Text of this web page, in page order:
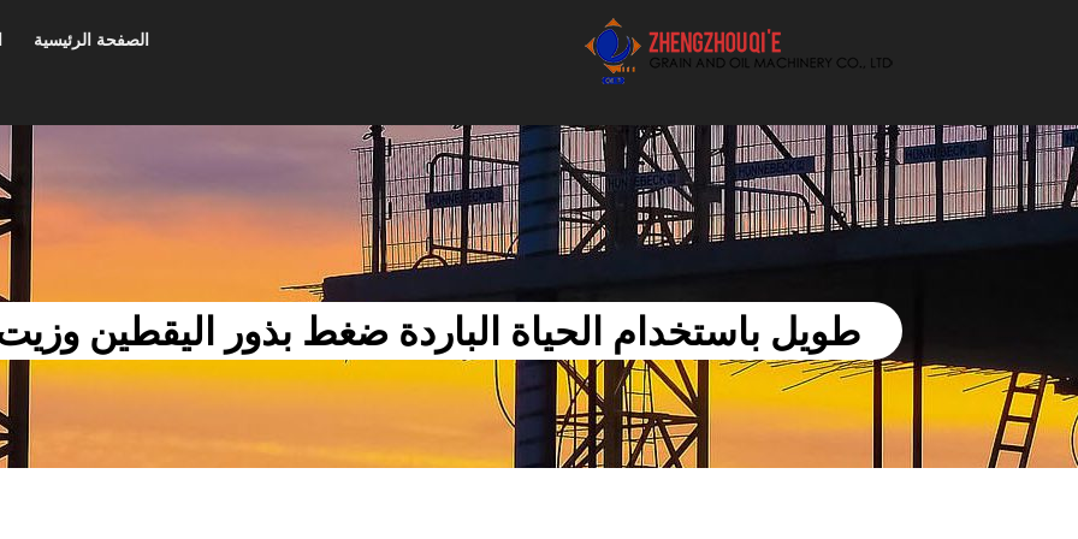
أفضل بيع آلة الزيوت النباتية الموردون
الصفحة الرئيسية
طويل باستخدام الحياة الباردة ضغط بذور اليقطين